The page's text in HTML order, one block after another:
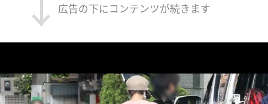
広告の下にコンテンツが続きます